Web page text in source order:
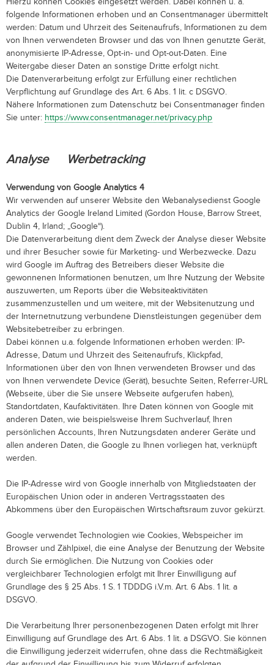
folgende Informationen erhoben und an Consentmanager übermittelt
werden: Datum und Uhrzeit des Seitenaufrufs, Informationen zu dem
von Ihnen verwendeten Browser und das von Ihnen genutzte Gerät,
anonymisierte IP-Adresse, Opt-in- und Opt-out-Daten. Eine
Weitergabe dieser Daten an sonstige Dritte erfolgt nicht.
Die Datenverarbeitung erfolgt zur Erfüllung einer rechtlichen
Verpflichtung auf Grundlage des Art. 6 Abs. 1 lit. c DSGVO.
Nähere Informationen zum Datenschutz bei Consentmanager finden
Sie unter: https://www.consentmanager.net/privacy.php
Analyse Werbetracking
Verwendung von Google Analytics 4
Wir verwenden auf unserer Website den Webanalysedienst Google
Analytics der Google Ireland Limited (Gordon House, Barrow Street,
Dublin 4, Irland; „Google“).
Die Datenverarbeitung dient dem Zweck der Analyse dieser Website
und ihrer Besucher sowie für Marketing- und Werbezwecke. Dazu
wird Google im Auftrag des Betreibers dieser Website die
gewonnenen Informationen benutzen, um Ihre Nutzung der Website
auszuwerten, um Reports über die Websiteaktivitäten
zusammenzustellen und um weitere, mit der Websitenutzung und
der Internetnutzung verbundene Dienstleistungen gegenüber dem
Websitebetreiber zu erbringen.
Dabei können u.a. folgende Informationen erhoben werden: IP-
Adresse, Datum und Uhrzeit des Seitenaufrufs, Klickpfad,
Informationen über den von Ihnen verwendeten Browser und das
von Ihnen verwendete Device (Gerät), besuchte Seiten, Referrer-URL
(Webseite, über die Sie unsere Webseite aufgerufen haben),
Standortdaten, Kaufaktivitäten. Ihre Daten können von Google mit
anderen Daten, wie beispielsweise Ihrem Suchverlauf, Ihren
persönlichen Accounts, Ihren Nutzungsdaten anderer Geräte und
allen anderen Daten, die Google zu Ihnen vorliegen hat, verknüpft
werden.
Die IP-Adresse wird von Google innerhalb von Mitgliedstaaten der
Europäischen Union oder in anderen Vertragsstaaten des
Abkommens über den Europäischen Wirtschaftsraum zuvor gekürzt.
Google verwendet Technologien wie Cookies, Webspeicher im
Browser und Zählpixel, die eine Analyse der Benutzung der Website
durch Sie ermöglichen. Die Nutzung von Cookies oder
vergleichbarer Technologien erfolgt mit Ihrer Einwilligung auf
Grundlage des § 25 Abs. 1 S. 1 TDDDG i.V.m. Art. 6 Abs. 1 lit. a
DSGVO.
Die Verarbeitung Ihrer personenbezogenen Daten erfolgt mit Ihrer
Einwilligung auf Grundlage des Art. 6 Abs. 1 lit. a DSGVO. Sie können
die Einwilligung jederzeit widerrufen, ohne dass die Rechtmäßigkeit